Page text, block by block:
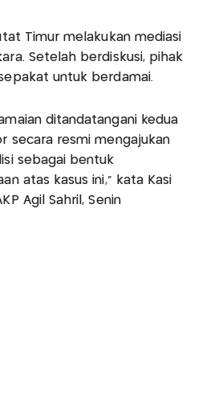
Timur melakukan mediasi
Setelah berdiskusi, pihak
untuk berdamai.
ditandatangani kedua
secara resmi mengajukan
sebagai bentuk
atas kasus ini,” kata Kasi
Agil Sahril, Senin